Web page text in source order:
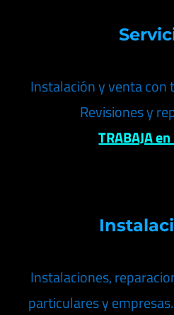
Instalación y venta
Revisiones y
TRABAJA
Instalaciones,
particulares y